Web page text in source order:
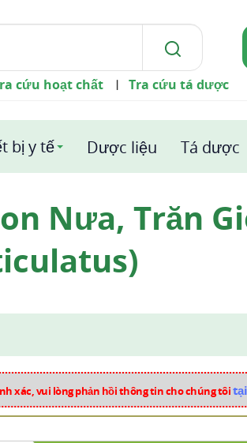
cứu hoạt chất | Tra cứu tá dược
bị y tế Dược liệu Tá dược
Nưa, Trăn
xác, vui lòng phản hồi thông tin cho chúng tôi